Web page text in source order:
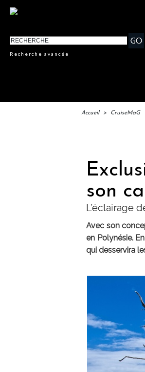
Recherche avancée
Accueil > CruiseMaG
son
L’éclairage
Avec son
en Polynésie.
qui desservira